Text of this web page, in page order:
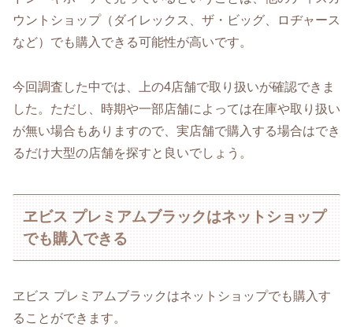
ウントショップ（ダイレックス、ザ・ビッグ、ロヂャース
など）でも購入できる可能性が高いです。
今回調査した中では、上の4店舗で取り扱いが確認できま
した。ただし、時期や一部店舗によっては在庫や取り扱い
が無い場合もありますので、実店舗で購入する場合はでき
るだけ大型の店舗を探すと良いでしょう。
ヱビス プレミアムブラックはネットショップ
でも購入できる
ヱビス プレミアムブラックはネットショップでも購入す
ることができます。